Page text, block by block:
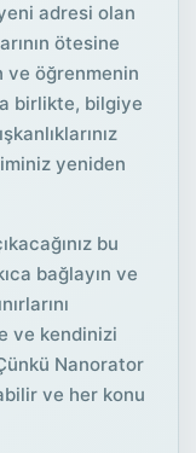
adresi olan
ötesine
öğrenmenin
birlikte, bilgiye
yeniden
bu
bağlayın ve
ve kendinizi
Nanorator
ve her konu